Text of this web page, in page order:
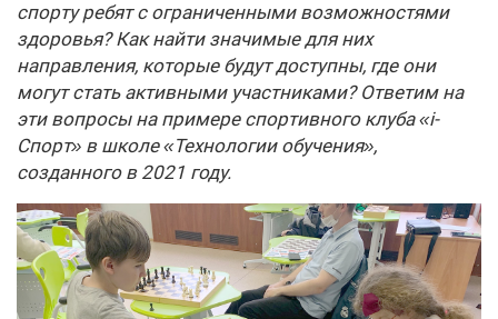
спорту ребят с ограниченными возможностями
здоровья? Как найти значимые для них
направления, которые будут доступны, где они
могут стать активными участниками? Ответим на
эти вопросы на примере спортивного клуба «i-
Спорт» в школе «Технологии обучения»,
созданного в 2021 году.